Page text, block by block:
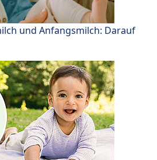
und Anfangsmilch: Darauf